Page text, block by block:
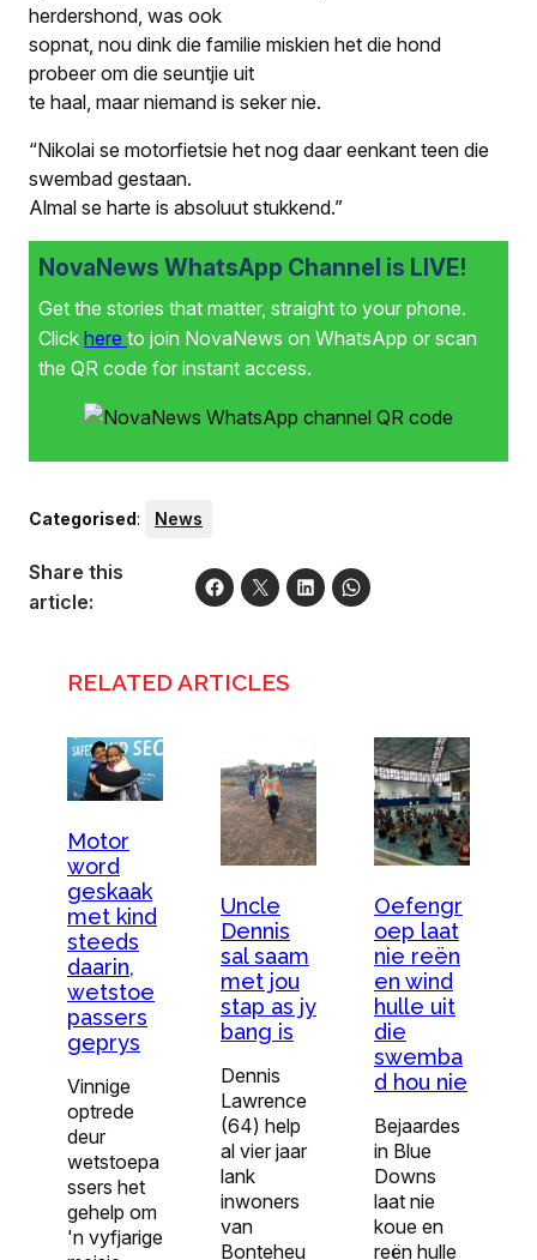
herdershond, was ook
sopnat, nou dink die familie miskien het die hond
probeer om die seuntjie uit
te haal, maar niemand is seker nie.
“Nikolai se motorfietsie het nog daar eenkant teen die
swembad gestaan.
Almal se harte is absoluut stukkend.”
NovaNews WhatsApp Channel is LIVE!
Get the stories that matter, straight to your phone.
Click here to join NovaNews on WhatsApp or scan
the QR code for instant access.
Categorised: News
Share this
article:
RELATED ARTICLES
Motor
word
geskaak
met kind
steeds
daarin,
wetstoe
passers
geprys
Vinnige
optrede
deur
wetstoepa
ssers het
gehelp om
'n vyfjarige
Uncle
Dennis
sal saam
met jou
stap as jy
bang is
Dennis
Lawrence
(64) help
al vier jaar
lank
inwoners
van
Bonteheu
Oefengr
oep laat
nie reën
en wind
hulle uit
die
swemba
d hou nie
Bejaardes
in Blue
Downs
laat nie
koue en
reën hulle